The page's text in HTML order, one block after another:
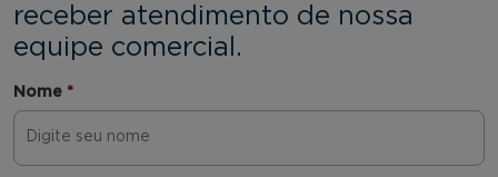
receber atendimento de nossa
equipe comercial.
Nome *